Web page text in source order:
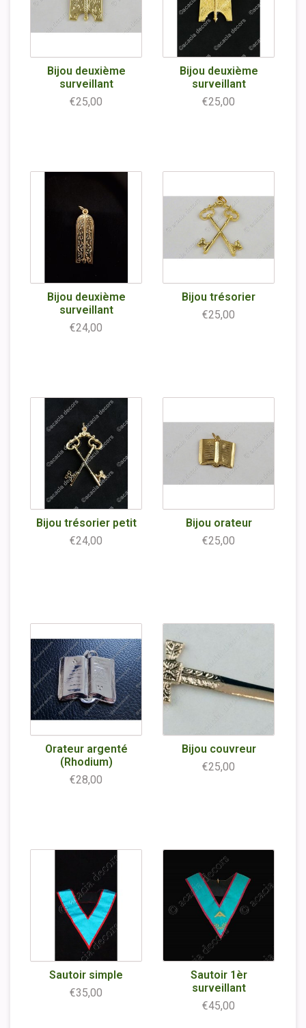
Bijou deuxième
surveillant
€25,00
Bijou deuxième
surveillant
€25,00
Bijou deuxième
surveillant
€24,00
Bijou trésorier
€25,00
Bijou trésorier petit
€24,00
Bijou orateur
€25,00
Orateur argenté
(Rhodium)
€28,00
Bijou couvreur
€25,00
Sautoir simple
€35,00
Sautoir 1èr
surveillant
€45,00